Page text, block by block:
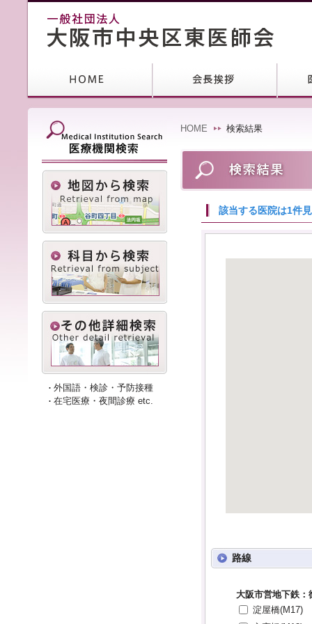
HOME 検索結果
該当する医院は1件
路線
大阪市営地下鉄：
淀屋橋(M17)
外国語・検診・予防接種
在宅医療・夜間診療 etc.